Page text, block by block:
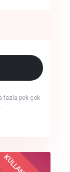
fazla pek çok